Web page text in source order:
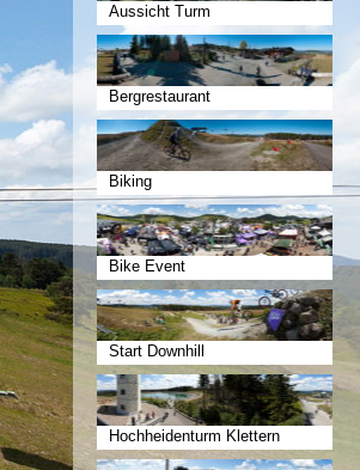
Aussicht Turm
Bergrestaurant
Biking
Bike Event
Start Downhill
Hochheidenturm Klettern